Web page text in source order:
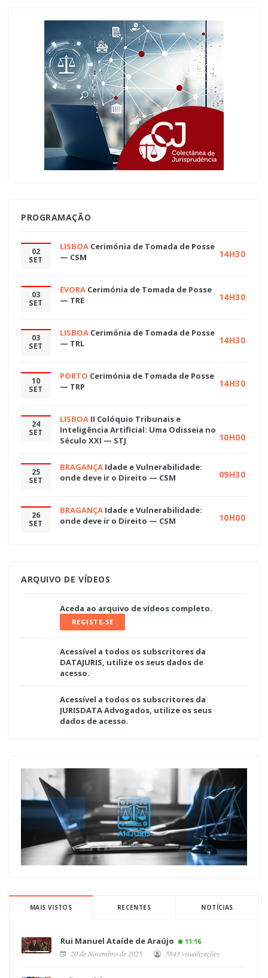
PROGRAMAÇÃO
02
SET
LISBOA Cerimónia de Tomada de Posse
— CSM
14H30
03
SET
ÉVORA Cerimónia de Tomada de Posse
— TRE
14H30
03
SET
LISBOA Cerimónia de Tomada de Posse
— TRL
14H30
10
SET
PORTO Cerimónia de Tomada de Posse
— TRP
14H30
24
SET
LISBOA II Colóquio Tribunais e
Inteligência Artificial: Uma Odisseia no
Século XXI — STJ
10H00
25
SET
BRAGANÇA Idade e Vulnerabilidade:
onde deve ir o Direito — CSM
09H30
26
SET
BRAGANÇA Idade e Vulnerabilidade:
onde deve ir o Direito — CSM
10H00
ARQUIVO DE VÍDEOS
Aceda ao arquivo de vídeos completo.
REGISTE-SE
Acessível a todos os subscritores da
DATAJURIS, utilize os seus dados de
acesso.
Acessível a todos os subscritores da
JURISDATA Advogados, utilize os seus
dados de acesso.
MAIS VISTOS RECENTES NOTÍCIAS
Rui Manuel Ataíde de Araújo 11:16
20 de Novembro de 2025 5843 visualizações